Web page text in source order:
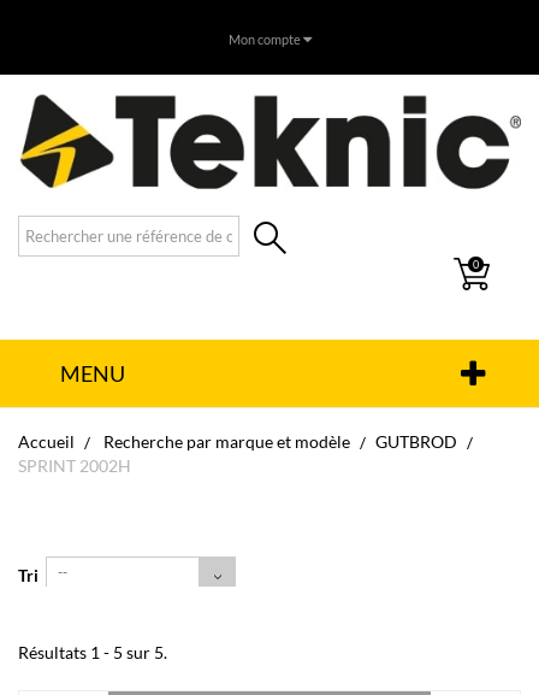
Mon compte
0
MENU
Accueil Recherche par marque et modèle
GUTBROD
SPRINT 2002H
Tri --
Résultats 1 - 5 sur 5.